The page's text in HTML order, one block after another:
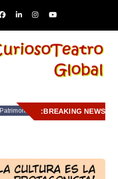
BREAKING NEWS:
Patrimonio